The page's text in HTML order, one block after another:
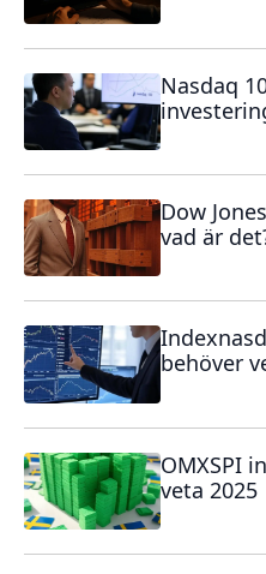
Nasdaq
Dow
vad är
behöver
OMXSPI
veta 2025